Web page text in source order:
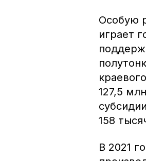
Особую
играет
127,5
158
В 2021